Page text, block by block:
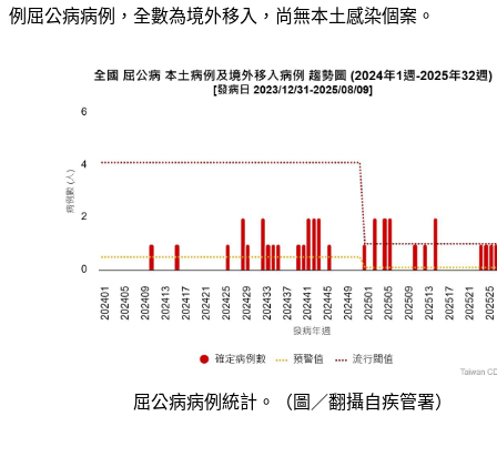
例屈公病病例，全數為境外移入，尚無本土感染個案。
屈公病病例統計。（圖／翻攝自疾管署）